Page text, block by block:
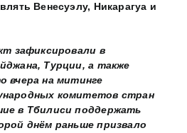
Венесуэлу, Никарагуа и
зафиксировали в
Турции, а также
вчера на митинге
комитетов стран
в Тбилиси поддержать
днём раньше призвало